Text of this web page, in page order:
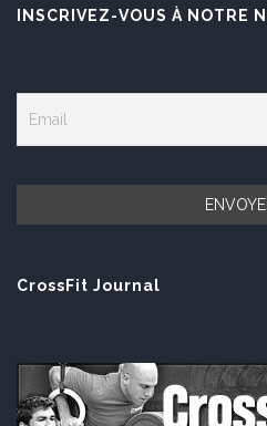
INSCRIVEZ-VOUS À NOTRE
CrossFit Journal